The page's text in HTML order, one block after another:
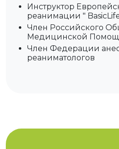
Инструктор
реанимации "
Член Российского
Медицинской
Член Федерации
реаниматологов